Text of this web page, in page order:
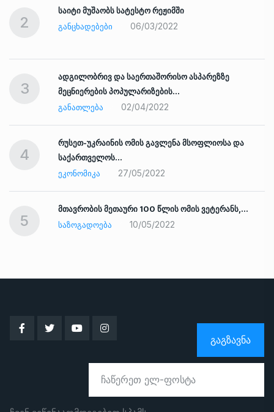
2
საიტი მუშაობს სატესტო რეჟიმში
ᲒᲐᲜᲪᲮᲐᲓᲔᲑᲔᲑᲘ
06/03/2022
3
ადგილობრივ და საერთაშორისო ასპარეზზე
მეცნიერების პოპულარიზების…
ᲒᲐᲜᲐᲗᲚᲔᲑᲐ
02/04/2022
4
რუსეთ-უკრაინის ომის გავლენა მსოფლიოსა და
საქართველოს…
ᲔᲙᲝᲜᲝᲛᲘᲙᲐ
27/05/2022
5
მთავრობის მეთაური 100 წლის ომის ვეტერანს,…
ᲡᲐᲖᲝᲒᲐᲓᲝᲔᲑᲐ
10/05/2022
ᲒᲐᲒᲖᲐᲕᲜᲐ